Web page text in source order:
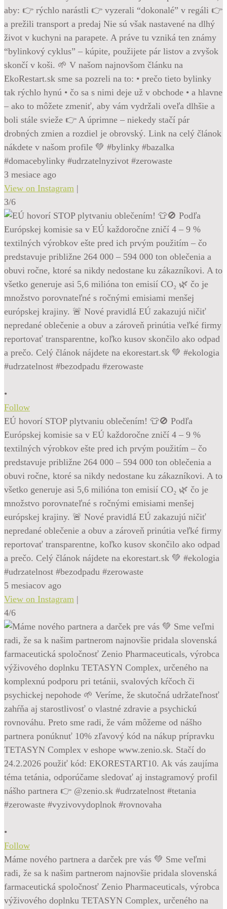
aby: 👉 rýchlo narástli 👉 vyzerali “dokonalé” v regáli 👉
a prežili transport a predaj Nie sú však nastavené na dlhý
život v kuchyni na parapete. A práve tu vzniká ten známy
“bylinkový cyklus” – kúpite, použijete pár listov a zvyšok
skončí v koši. 🌱 V našom najnovšom článku na
EkoRestart.sk sme sa pozreli na to: • prečo tieto bylinky
tak rýchlo hynú • čo sa s nimi deje už v obchode • a hlavne
– ako to môžete zmeniť, aby vám vydržali oveľa dlhšie a
boli stále svieže 👉 A úprimne – niekedy stačí pár
drobných zmien a rozdiel je obrovský. Link na celý článok
nákdete v našom profile 💚 #bylinky #bazalka
#domacebylinky #udrzatelnyzivot #zerowaste
3 mesiace ago
View on Instagram |
3/6
•
Follow
EÚ hovorí STOP plytvaniu oblečením! 👕🚫 Podľa
Európskej komisie sa v EÚ každoročne zničí 4 – 9 %
textilných výrobkov ešte pred ich prvým použitím – čo
predstavuje približne 264 000 – 594 000 ton oblečenia a
obuvi ročne, ktoré sa nikdy nedostane ku zákazníkovi. A to
všetko generuje asi 5,6 milióna ton emisií CO₂ 🌿 čo je
množstvo porovnateľné s ročnými emisiami menšej
európskej krajiny. 🚨 Nové pravidlá EÚ zakazujú ničiť
nepredané oblečenie a obuv a zároveň prinútia veľké firmy
reportovať transparentne, koľko kusov skončilo ako odpad
a prečo. Celý článok nájdete na ekorestart.sk 💚 #ekologia
#udrzatelnost #bezodpadu #zerowaste
5 mesiacov ago
View on Instagram |
4/6
•
Follow
Máme nového partnera a darček pre vás 💚 Sme veľmi
radi, že sa k našim partnerom najnovšie pridala slovenská
farmaceutická spoločnosť Zenio Pharmaceuticals, výrobca
výživového doplnku TETASYN Complex, určeného na